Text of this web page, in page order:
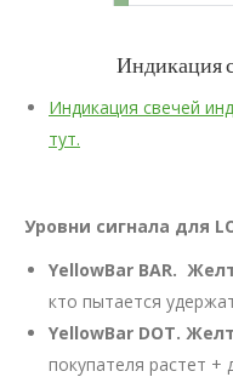
Индикация
Индикация свечей
тут.
Уровни сигнала для
YellowBar BAR.
кто пытается
YellowBar DOT.
покупателя растет +